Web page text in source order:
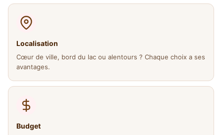
Localisation
Cœur de ville, bord du lac ou alentours ? Chaque choix a ses
avantages.
Budget